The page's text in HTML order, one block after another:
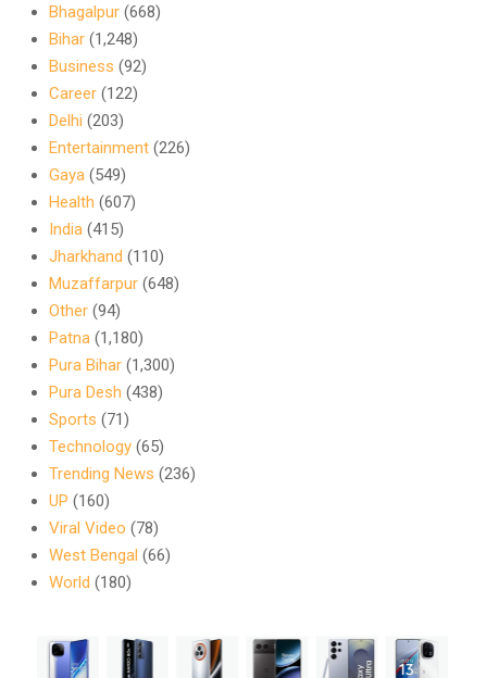
Bhagalpur (668)
Bihar (1,248)
Business (92)
Career (122)
Delhi (203)
Entertainment (226)
Gaya (549)
Health (607)
India (415)
Jharkhand (110)
Muzaffarpur (648)
Other (94)
Patna (1,180)
Pura Bihar (1,300)
Pura Desh (438)
Sports (71)
Technology (65)
Trending News (236)
UP (160)
Viral Video (78)
West Bengal (66)
World (180)